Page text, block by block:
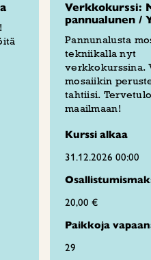
Verkkokurssi:
pannualunen /
Pannunalusta
tekniikalla nyt
verkkokurssina.
mosaiikin
tahtiisi.
maailmaan!
Kurssi alkaa
31.12.2026 00:00
20,00 €
Paikkoja
29